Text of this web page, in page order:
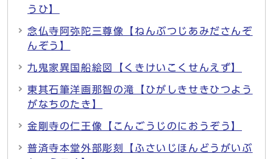
うひ】
念仏寺阿弥陀三尊像【ねんぶつじあみださんぞ
んぞう】
九鬼家異国船絵図【くきけいこくせんえず】
東其石筆洋画那智の滝【ひがしきせきひつよう
がなちのたき】
金剛寺の仁王像【こんごうじのにおうぞう】
普済寺本堂外部彫刻【ふさいじほんどうがいぶ